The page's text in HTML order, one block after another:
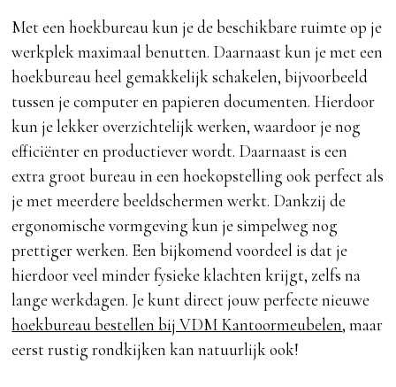
Met een hoekbureau kun je de beschikbare ruimte op je
werkplek maximaal benutten. Daarnaast kun je met een
hoekbureau heel gemakkelijk schakelen, bijvoorbeeld
tussen je computer en papieren documenten. Hierdoor
kun je lekker overzichtelijk werken, waardoor je nog
efficiënter en productiever wordt. Daarnaast is een
extra groot bureau in een hoekopstelling ook perfect als
je met meerdere beeldschermen werkt. Dankzij de
ergonomische vormgeving kun je simpelweg nog
prettiger werken. Een bijkomend voordeel is dat je
hierdoor veel minder fysieke klachten krijgt, zelfs na
lange werkdagen. Je kunt direct jouw perfecte nieuwe
hoekbureau bestellen bij VDM Kantoormeubelen, maar
eerst rustig rondkijken kan natuurlijk ook!